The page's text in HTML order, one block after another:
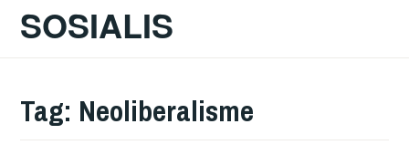
SOSIALIS
Tag: Neoliberalisme